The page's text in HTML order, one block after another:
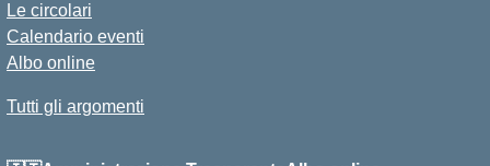
Le circolari
Calendario eventi
Albo online
Tutti gli argomenti